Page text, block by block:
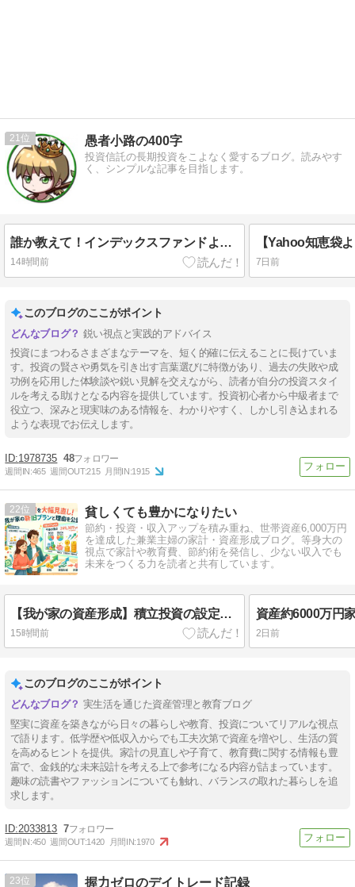
21 愚者小路の400字
投資信託の長期投資をこよなく愛するブログ。読みやす
く、シンプルな記事を目指します。
誰か教えて！インデックスファンドよりハイリスク・ハイリターンな投資対象は何がある？
14時間前 7日前
このブログのここがポイント
鋭い視点と実践的アドバイス
投資にまつわるさまざまなテーマを、短く的確に伝えることに長けていま
す。投資の賢さや勇気を引き出す言葉選びに特徴があり、過去の失敗や成
功例を応用した体験談や鋭い見解を交えながら、読者が自分の投資スタイ
ルを考える助けとなる内容を提供しています。投資初心者から中級者まで
役立つ、深みと現実味のある情報を、わかりやすく、しかし引き込まれる
ような表現でお伝えします。
1978735 48
週間IN:465 週間OUT:215 月間IN:1915
22 貧しくても豊かになりたい
節約・投資・収入アップを積み重ね、世帯資産6,000万円
を達成した兼業主婦の家計・資産形成ブログ。等身大の
視点で家計や教育費、節約術を発信し、少ない収入でも
未来をつくる力を読者と共有しています。
【我が家の資産形成】積立投資の設定を大幅に見直し⌇ 新旧プランと増額の理由を公開します
15時間前 2日前
このブログのここがポイント
実生活を通じた資産管理と教育ブログ
堅実に資産を築きながら日々の暮らしや教育、投資についてリアルな視点
で語ります。低学歴や低収入からでも工夫次第で資産を増やし、生活の質
を高めるヒントを提供。家計の見直しや子育て、教育費に関する情報も豊
富で、金銭的な未来設計を考える上で参考になる内容が詰まっています。
趣味の読書やファッションについても触れ、バランスの取れた暮らしを追
求します。
2033813 7
週間IN:450 週間OUT:1420 月間IN:1970
23 握力ゼロのデイトレード記録